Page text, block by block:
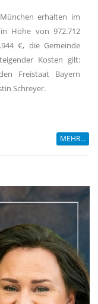
erhalten im
Höhe von 972.712
€, die Gemeinde
Kosten gilt:
Freistaat Bayern
Schreyer.
MEHR...